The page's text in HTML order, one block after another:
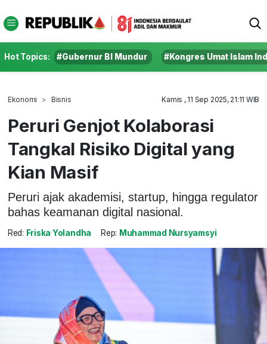
Hot Topics: #Gubernur BI Mundur #Kongres Umat Islam
Ekonomi Bisnis Kamis , 11 Sep 2025, 21:11 WIB
Peruri Genjot Kolaborasi
Tangkal Risiko Digital yang
Kian Masif
Peruri ajak akademisi, startup, hingga regulator
bahas keamanan digital nasional.
Red: Friska Yolandha Rep: Muhammad Nursyamsyi